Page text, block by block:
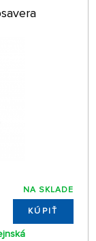
NA SKLADE
KÚPIŤ